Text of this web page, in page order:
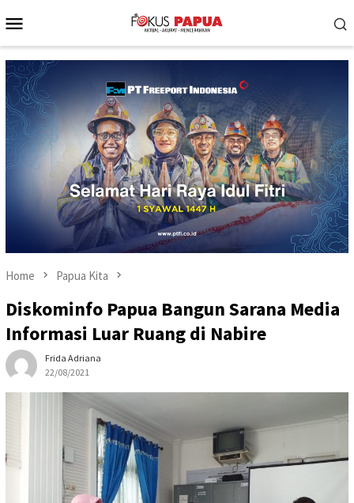
to
Menu
Home Papua Kita
Diskominfo Papua Bangun Sarana Media
Informasi Luar Ruang di Nabire
Frida Adriana
22/08/2021